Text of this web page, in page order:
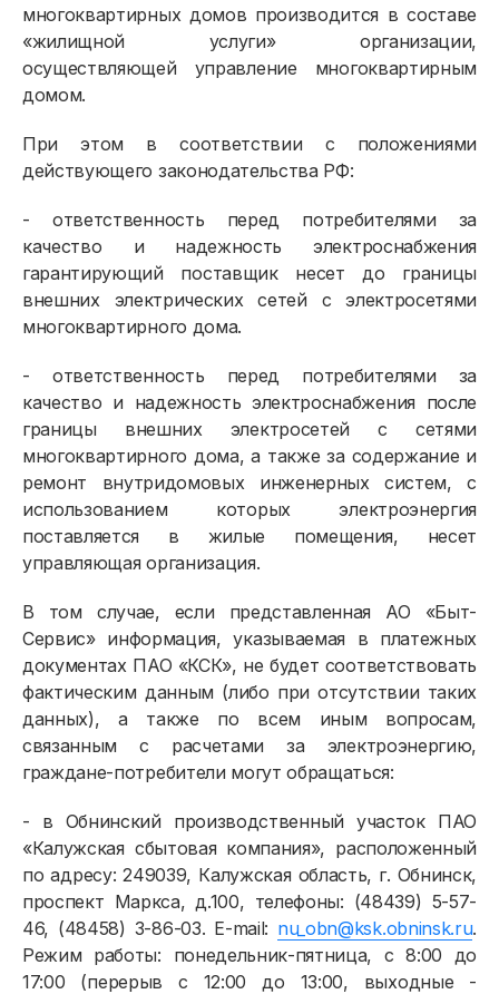
многоквартирных домов производится в составе
«жилищной услуги» организации,
осуществляющей управление многоквартирным
домом.
При этом в соответствии с положениями
действующего законодательства РФ:
- ответственность перед потребителями за
качество и надежность электроснабжения
гарантирующий поставщик несет до границы
внешних электрических сетей с электросетями
многоквартирного дома.
- ответственность перед потребителями за
качество и надежность электроснабжения после
границы внешних электросетей с сетями
многоквартирного дома, а также за содержание и
ремонт внутридомовых инженерных систем, с
использованием которых электроэнергия
поставляется в жилые помещения, несет
управляющая организация.
В том случае, если представленная АО «Быт-
Сервис» информация, указываемая в платежных
документах ПАО «КСК», не будет соответствовать
фактическим данным (либо при отсутствии таких
данных), а также по всем иным вопросам,
связанным с расчетами за электроэнергию,
граждане-потребители могут обращаться:
- в Обнинский производственный участок ПАО
«Калужская сбытовая компания», расположенный
по адресу: 249039, Калужская область, г. Обнинск,
проспект Маркса, д.100, телефоны: (48439) 5-57-
46, (48458) 3-86-03. E-mail: nu_obn@ksk.obninsk.ru.
Режим работы: понедельник-пятница, с 8:00 до
17:00 (перерыв с 12:00 до 13:00, выходные -